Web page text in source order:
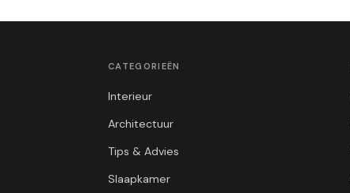
CATEGORIEËN
Interieur
Architectuur
Tips & Advies
Slaapkamer